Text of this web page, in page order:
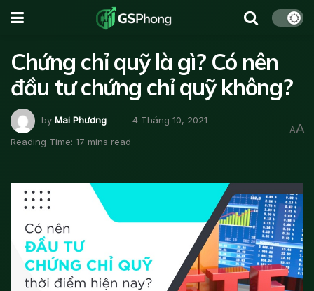
Chứng chỉ quỹ là gì? Có nên
đầu tư chứng chỉ quỹ không?
by Mai Phương
4 Tháng 10, 2021
Reading Time: 17 mins read
AA